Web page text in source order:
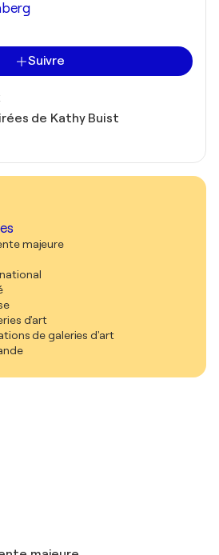
Suivre
de Kathy Buist
majeure
d'art
de galeries d'art